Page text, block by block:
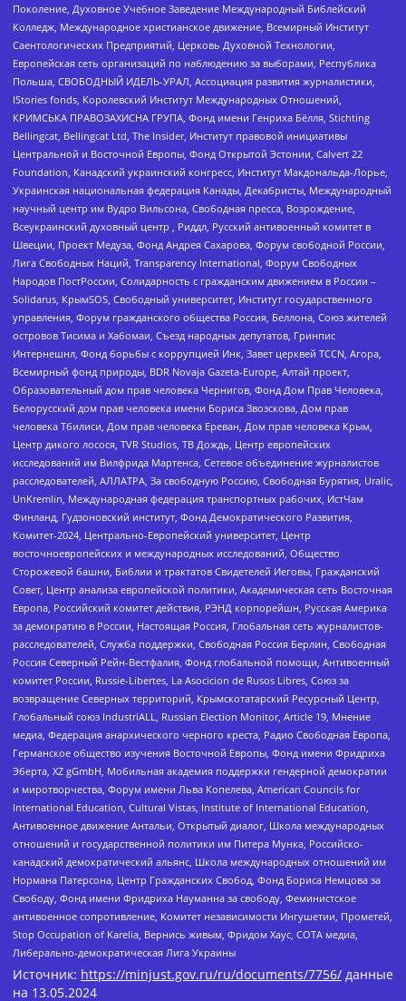
Поколение, Духовное Учебное Заведение Международный Библейский
Колледж, Международное христианское движение, Всемирный Институт
Саентологических Предприятий, Церковь Духовной Технологии,
Европейская сеть организаций по наблюдению за выборами, Республика
Польша, СВОБОДНЫЙ ИДЕЛЬ-УРАЛ, Ассоциация развития журналистики,
IStories fonds, Королевский Институт Международных Отношений,
КРИМСЬКА ПРАВОЗАХИСНА ГРУПА, Фонд имени Генриха Бёлля, Stichting
Bellingcat, Bellingcat Ltd, The Insider, Институт правовой инициативы
Центральной и Восточной Европы, Фонд Открытой Эстонии, Calvert 22
Foundation, Канадский украинский конгресс, Институт Макдональда-Лорье,
Украинская национальная федерация Канады, Декабристы, Международный
научный центр им Вудро Вильсона, Свободная пресса, Возрождение,
Всеукраинский духовный центр , Риддл, Русский антивоенный комитет в
Швеции, Проект Медуза, Фонд Андрея Сахарова, Форум свободной России,
Лига Свободных Наций, Transparеncy International, Форум Свободных
Народов ПостРоссии, Солидарность с гражданским движением в России –
Solidarus, КрымSOS, Свободный университет, Институт государственного
управления, Форум гражданского общества Россия, Беллона, Союз жителей
островов Тисима и Хабомаи, Съезд народных депутатов, Гринпис
Интернешнл, Фонд борьбы с коррупцией Инк, Завет церквей TCCN, Агора,
Всемирный фонд природы, BDR Novaja Gazeta-Europe, Алтай проект,
Образовательный дом прав человека Чернигов, Фонд Дом Прав Человека,
Белорусский дом прав человека имени Бориса Звозскова, Дом прав
человека Тбилиси, Дом прав человека Ереван, Дом прав человека Крым,
Центр дикого лосося, TVR Studios, ТВ Дождь, Центр европейских
исследований им Вилфрида Мартенса, Сетевое объединение журналистов
расследователей, АЛЛАТРА, За свободную Россию, Свободная Бурятия, Uralic,
UnKremlin, Международная федерация транспортных рабочих, ИстЧам
Финланд, Гудзоновский институт, Фонд Демократического Развития,
Комитет-2024, Центрально-Европейский университет, Центр
восточноевропейских и международных исследований, Общество
Сторожевой башни, Библии и трактатов Свидетелей Иеговы, Гражданский
Совет, Центр анализа европейской политики, Академическая сеть Восточная
Европа, Российский комитет действия, РЭНД корпорейшн, Русская Америка
за демократию в России, Настоящая Россия, Глобальная сеть журналистов-
расследователей, Служба поддержки, Свободная Россия Берлин, Свободная
Россия Северный Рейн-Вестфалия, Фонд глобальной помощи, Антивоенный
комитет России, Russie-Libertes, La Asocicion de Rusos Libres, Союз за
возвращение Северных территорий, Крымскотатарский Ресурсный Центр,
Глобальный союз IndustriALL, Russian Election Monitor, Article 19, Мнение
медиа, Федерация анархического черного креста, Радио Свободная Европа,
Германское общество изучения Восточной Европы, Фонд имени Фридриха
Эберта, XZ gGmbH, Мобильная академия поддержки гендерной демократии
и миротворчества, Форум имени Льва Копелева, American Councils for
International Education, Cultural Vistas, Institute of International Education,
Антивоенное движение Антальи, Открытый диалог, Школа международных
отношений и государственной политики им Питера Мунка, Российско-
канадский демократический альянс, Школа международных отношений им
Нормана Патерсона, Центр Гражданских Свобод, Фонд Бориса Немцова за
Свободу, Фонд имени Фридриха Науманна за свободу, Феминистское
антивоенное сопротивление, Комитет независимости Ингушетии, Прометей,
Stop Occupation of Karelia, Вернись живым, Фридом Хаус, СОТА медиа,
Либерально-демократическая Лига Украины
Источник: https://minjust.gov.ru/ru/documents/7756/ данные
на 13.05.2024